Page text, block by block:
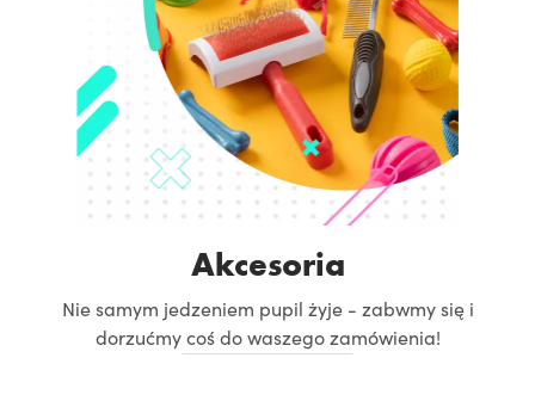
Akcesoria
Nie samym jedzeniem pupil żyje - zabwmy się i
dorzućmy coś do waszego zamówienia!